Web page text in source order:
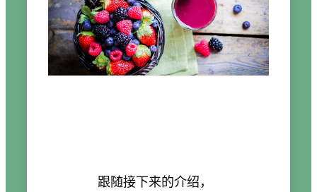
跟随接下来的介绍，